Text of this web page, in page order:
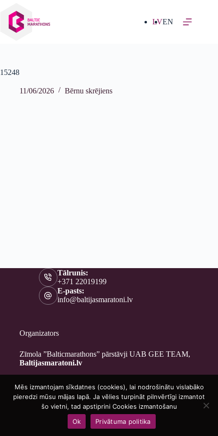
saturu
LVEN
15248
11/06/2026 Bērnu skrējiens
Tālrunis:
+371 22019199
E-pasts:
info@baltijasmaratoni.lv
Organizators
Zīmola ”Balticmarathons” pārstāvji UAB GEE TEAM,
Baltijasmaratoni.lv
Kontakti
Par mums
Brīvprātīgajiem
Privātuma politika
Copyright © 2026 - Baltijasmaratoni.lv
Mēs izmantojam sīkdatnes (cookies), lai nodrošinātu vislabāko
pieredzi mūsu mājas lapā. Ja vēlies turpināt pilnvērtīgi izmantot
šo vietni, tad apstiprini Cookies izmantošanu
Ok
Privātuma politika